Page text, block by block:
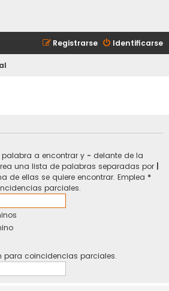
Identificarse
Registrarse
a encontrar y - delante de la
una lista de palabras separadas por
de ellas se quiere encontrar. Emplea *
parciales.
coincidencias parciales.